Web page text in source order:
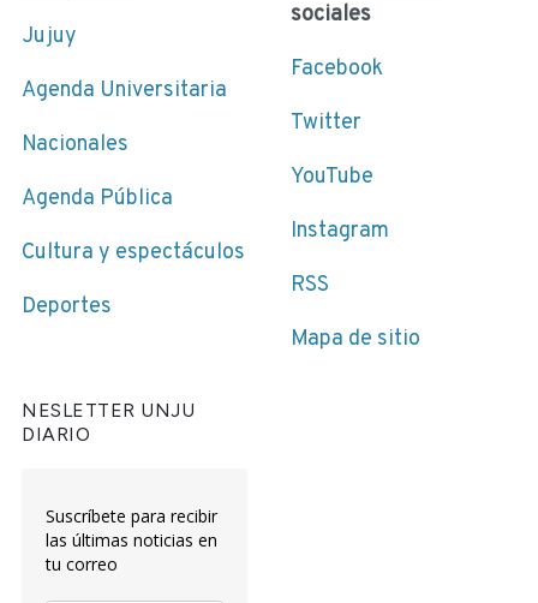
Jujuy
Agenda Universitaria
Nacionales
Agenda Pública
Cultura y espectáculos
Deportes
sociales
Facebook
Twitter
YouTube
Instagram
RSS
Mapa de sitio
NESLETTER UNJU
DIARIO
Suscríbete para recibir
las últimas noticias en
tu correo